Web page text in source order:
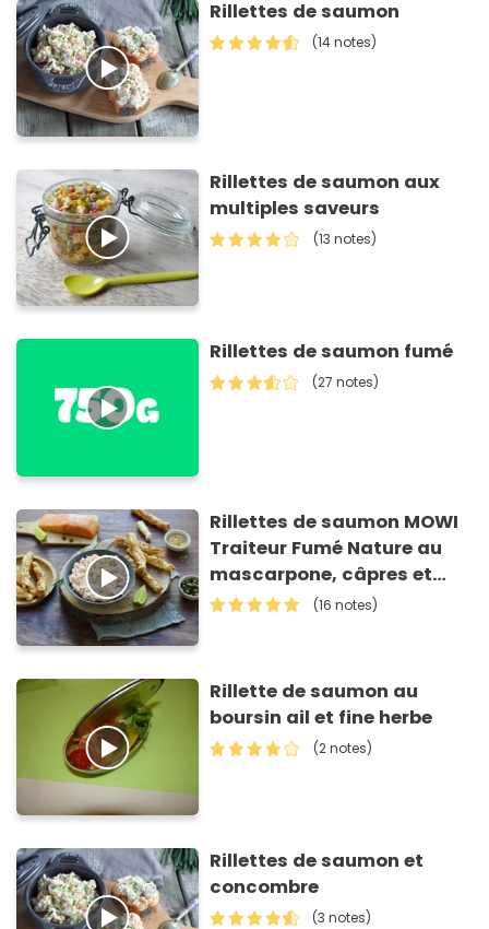
Rillettes de saumon
(14 notes)
Rillettes de saumon aux
multiples saveurs
(13 notes)
Rillettes de saumon fumé
(27 notes)
Rillettes de saumon MOWI
Traiteur Fumé Nature au
mascarpone, câpres et
citron vert et feuilletés aux
(16 notes)
Rillette de saumon au
boursin ail et fine herbe
(2 notes)
Rillettes de saumon et
concombre
(3 notes)